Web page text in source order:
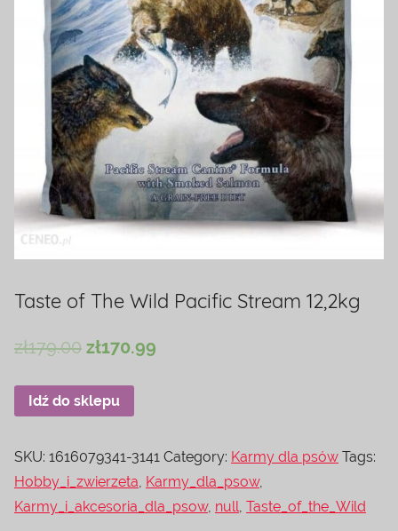
Taste of The Wild Pacific Stream 12,2kg
zł179.00 zł170.99
Idź do sklepu
SKU: 1616079341-3141 Category: Karmy dla psów Tags:
Hobby_i_zwierzeta, Karmy_dla_psow,
Karmy_i_akcesoria_dla_psow, null, Taste_of_the_Wild